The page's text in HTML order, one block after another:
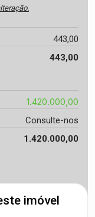
443,00
443,00
1.420.000,00
Consulte-nos
1.420.000,00
imóvel